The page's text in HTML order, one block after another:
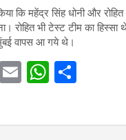
कि महेंद्र सिंह धोनी और
रोहित भी टेस्ट टीम का
वापस आ गये थे।
T
E
W